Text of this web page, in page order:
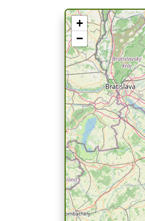
+
−